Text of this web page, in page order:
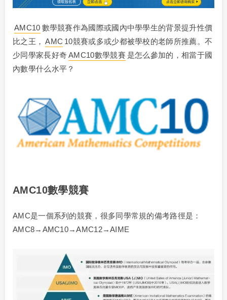
AMC10 數學競賽作為國際或國內中學學生的背景提升性價
比之王， AMC 10競賽或多或少都被學校的老師所推薦。不
少同學家長好奇AMC10數學競賽 是怎么參加的，相當于國
內數學什么水平？
AMC10數學競賽
AMC是一個系列的競賽，很多同學常規的備考路徑是：
AMC8→AMC10→AMC12→AIME